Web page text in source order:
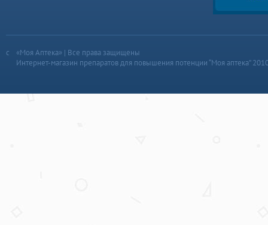
«Моя Аптека» | Все права защищены
Интернет-магазин препаратов для повышения потенции “Моя аптека”